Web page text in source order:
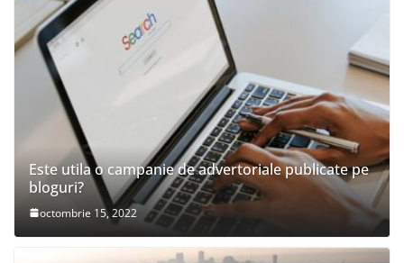
Este utila o campanie de advertoriale publicate pe
bloguri?
octombrie 15, 2022